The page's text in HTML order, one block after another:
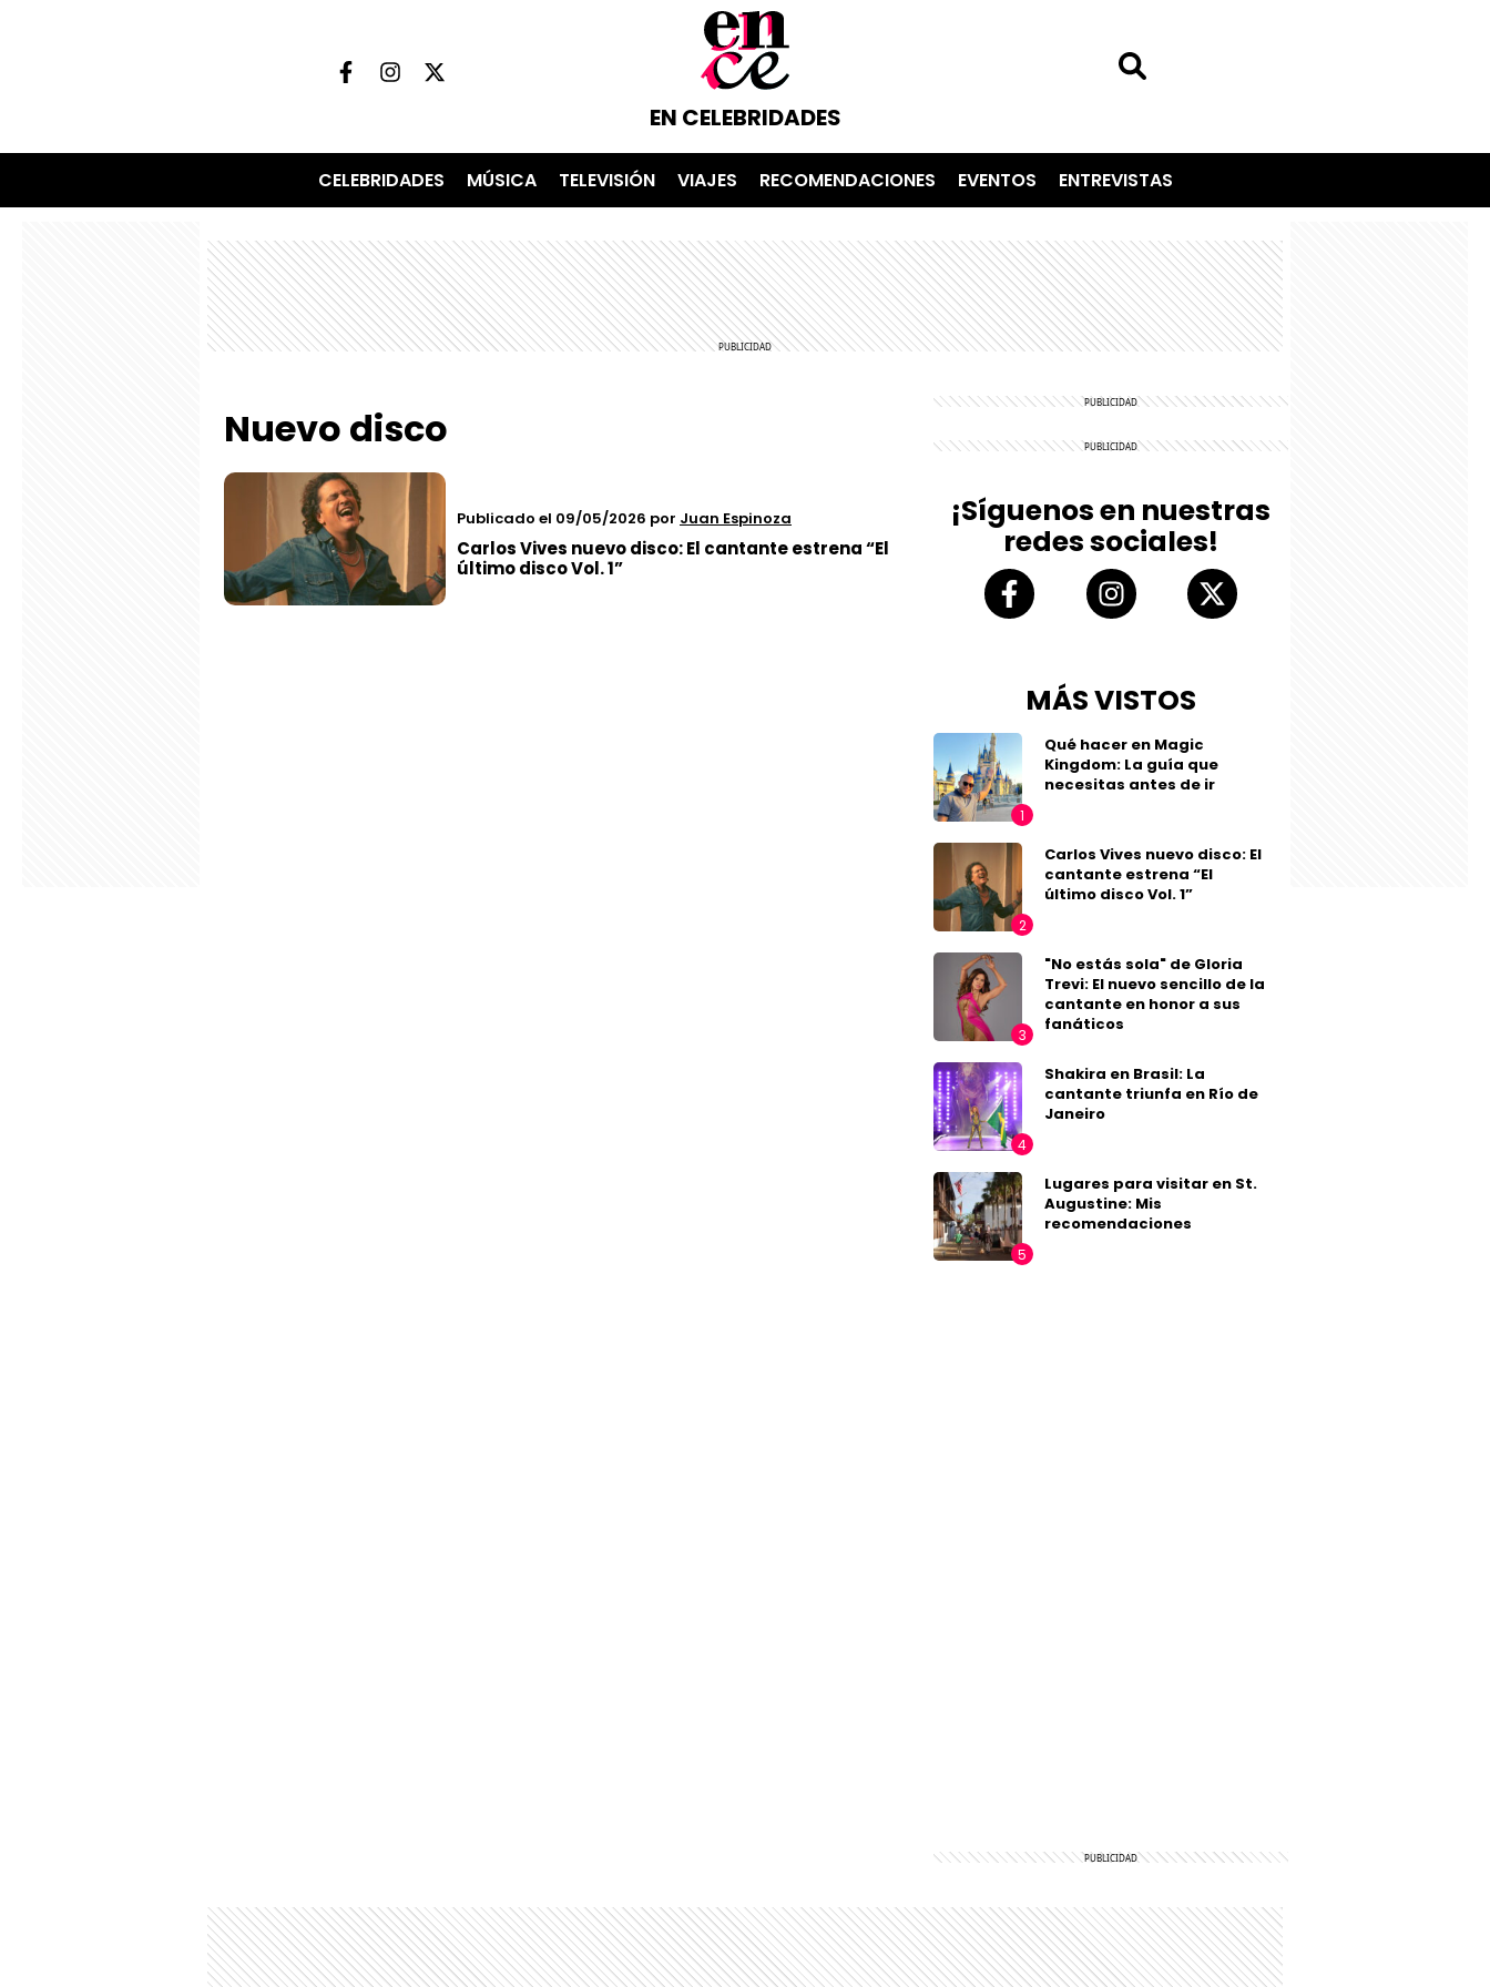
EN CELEBRIDADES
CELEBRIDADES MÚSICA TELEVISIÓN VIAJES RECOMENDACIONES EVENTOS ENTREVISTAS
Nuevo disco
Publicado el 09/05/2026 por Juan Espinoza
Carlos Vives nuevo disco: El cantante estrena “El
último disco Vol. 1”
¡Síguenos en nuestras
redes sociales!
MÁS VISTOS
Qué hacer en Magic
Kingdom: La guía que
necesitas antes de ir
Carlos Vives nuevo disco: El
cantante estrena “El
último disco Vol. 1”
"No estás sola" de Gloria
Trevi: El nuevo sencillo de la
cantante en honor a sus
fanáticos
Shakira en Brasil: La
cantante triunfa en Río de
Janeiro
Lugares para visitar en St.
Augustine: Mis
recomendaciones